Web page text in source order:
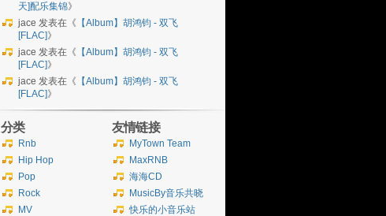
天]配乐集锦》
jace 发表在《 【Album】胡鸿钧 - 双飞
[FLAC]》
jace 发表在《 【Album】胡鸿钧 - 双飞
[FLAC]》
jace 发表在《 【Album】胡鸿钧 - 双飞
[FLAC]》
友情链接
MyTown Team
MaxRNB
海海CD
MusicBy音乐共晓
快乐的小音乐站
分类
Rnb
Hip Hop
Pop
Rock
MV